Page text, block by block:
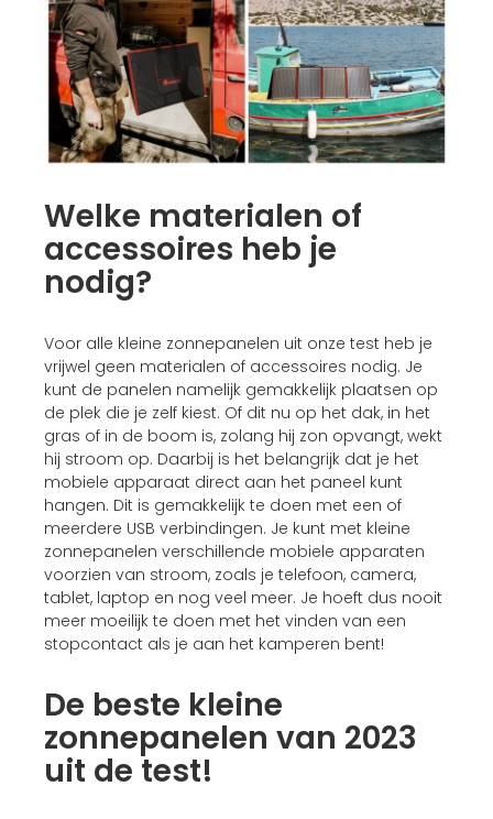
Welke materialen of
accessoires heb je
nodig?
Voor alle kleine zonnepanelen uit onze test heb je
vrijwel geen materialen of accessoires nodig. Je
kunt de panelen namelijk gemakkelijk plaatsen op
de plek die je zelf kiest. Of dit nu op het dak, in het
gras of in de boom is, zolang hij zon opvangt, wekt
hij stroom op. Daarbij is het belangrijk dat je het
mobiele apparaat direct aan het paneel kunt
hangen. Dit is gemakkelijk te doen met een of
meerdere USB verbindingen. Je kunt met kleine
zonnepanelen verschillende mobiele apparaten
voorzien van stroom, zoals je telefoon, camera,
tablet, laptop en nog veel meer. Je hoeft dus nooit
meer moeilijk te doen met het vinden van een
stopcontact als je aan het kamperen bent!
De beste kleine
zonnepanelen van 2023
uit de test!